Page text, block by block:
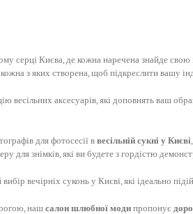
серці Києва, де кожна наречена знайде свою
з яких створена, щоб підкреслити вашу
весільних аксесуарів, які доповнять ваш
для фотосесії ввесільній сукні у Києві
для знімків, які ви будете з гордістю
вечірніх суконь у Києві, які ідеально
нашсалон шлюбної модипропонує